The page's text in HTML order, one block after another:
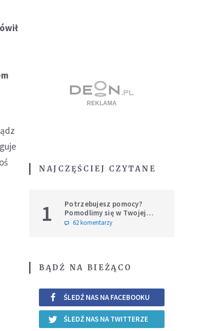
NAJCZĘŚCIEJ CZYTANE
1
Potrzebujesz pomocy?
Pomodlimy się w Twojej
intencji
62 komentarzy
BĄDŹ NA BIEŻĄCO
ŚLEDŹ NAS NA FACEBOOKU
ŚLEDŹ NAS NA TWITTERZE